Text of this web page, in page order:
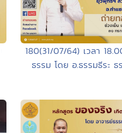
180(31/07/64) เวลา
ธรรม โดย อ.ธรรมธีระ